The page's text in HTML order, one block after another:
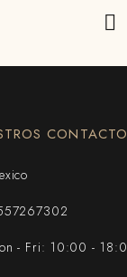
- Fri: 10:00 -